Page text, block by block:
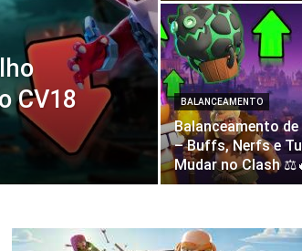
CV18
BALANCEAMENTO
Balanceamento
– Buffs, Nerfs e
Mudar no Clash